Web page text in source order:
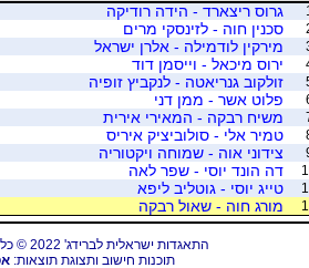
1
גרוס ריצארד - הידה רודיקה
סכנין חוה - לזינסקי מרים
מירקין לודמילה - אלרן ישראל
ירוס מיכאל - וייסמן דוד
זולקוב גנריאטה - לנקביץ זופיה
פלוט אשר - ממן דני
משיח רבקה - המאירי אירית
טמיר אלי - סולוביציק איריס
צידוני אוה - שמוחה ויקטוריה
דה הונד יוסי - שפר לאה
טייג יוסי - גוטליב ליפא
מורג חוה - שאול רבקה
התאגדות ישראלית לברידג' 2022 © כל הזכויות שמורות
תוכנות חישוב ותצוגת תוצאות: